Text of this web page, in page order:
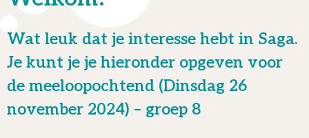
Wat leuk dat je interesse hebt in Saga.
Je kunt je je hieronder opgeven voor
de meeloopochtend (Dinsdag 26
november 2024) – groep 8